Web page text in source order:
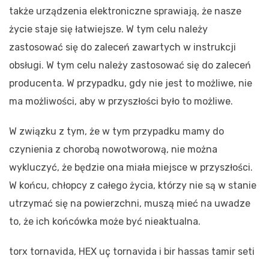
także urządzenia elektroniczne sprawiają, że nasze
życie staje się łatwiejsze. W tym celu należy
zastosować się do zaleceń zawartych w instrukcji
obsługi. W tym celu należy zastosować się do zaleceń
producenta. W przypadku, gdy nie jest to możliwe, nie
ma możliwości, aby w przyszłości było to możliwe.
W związku z tym, że w tym przypadku mamy do
czynienia z chorobą nowotworową, nie można
wykluczyć, że będzie ona miała miejsce w przyszłości.
W końcu, chłopcy z całego życia, którzy nie są w stanie
utrzymać się na powierzchni, muszą mieć na uwadze
to, że ich końcówka może być nieaktualna.
torx tornavida, HEX uç tornavida i bir hassas tamir seti